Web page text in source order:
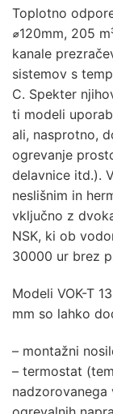
Toplotno
⌀120mm, 205
kanale
sistemov s
C. Spekter
ti modeli
ali, nasprotno,
ogrevanje
delavnice itd.).
neslišnim in
vključno z
NSK, ki ob
30000 ur brez
Modeli VOK-T
mm so lahko
– montažni
– termostat